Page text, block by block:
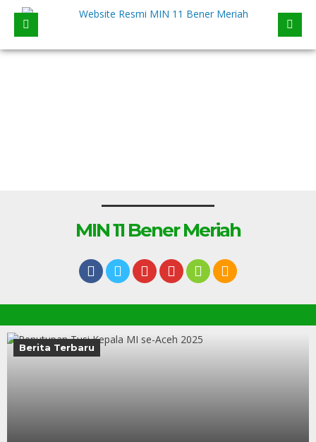
MIN 11 Bener Meriah
Berita Terbaru